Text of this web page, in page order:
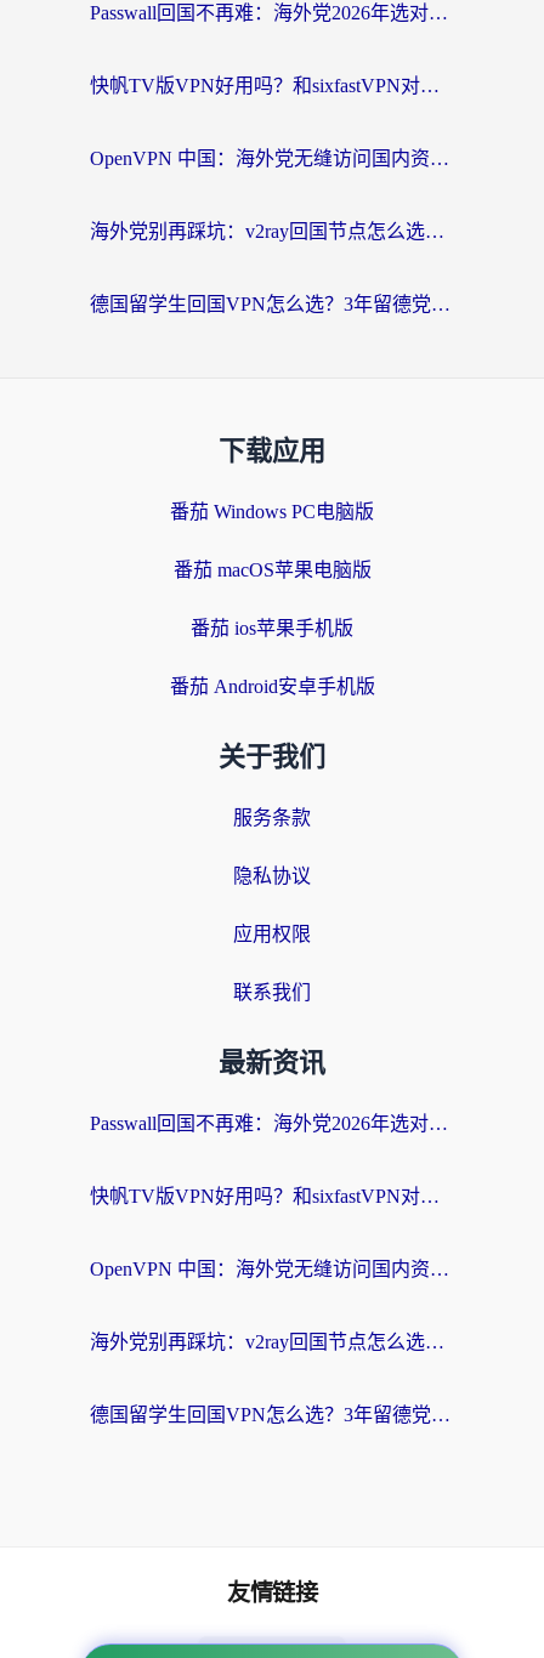
Passwall回国不再难：海外党2026年选对加速器的实用指南
快帆TV版VPN好用吗？和sixfastVPN对比哪个回国效果更好？海外党必看的回国加速指南
OpenVPN 中国：海外党无缝访问国内资源的终极指南（附免费试用技巧）
海外党别再踩坑：v2ray回国节点怎么选？一篇搞定无缝访问国内资源的加速器指南
德国留学生回国VPN怎么选？3年留德党亲测：无缝刷剧玩国服的实用指南
下载应用
番茄 Windows PC电脑版
番茄 macOS苹果电脑版
番茄 ios苹果手机版
番茄 Android安卓手机版
关于我们
服务条款
隐私协议
应用权限
联系我们
最新资讯
Passwall回国不再难：海外党2026年选对加速器的实用指南
快帆TV版VPN好用吗？和sixfastVPN对比哪个回国效果更好？海外党必看的回国加速指南
OpenVPN 中国：海外党无缝访问国内资源的终极指南（附免费试用技巧）
海外党别再踩坑：v2ray回国节点怎么选？一篇搞定无缝访问国内资源的加速器指南
德国留学生回国VPN怎么选？3年留德党亲测：无缝刷剧玩国服的实用指南
友情链接